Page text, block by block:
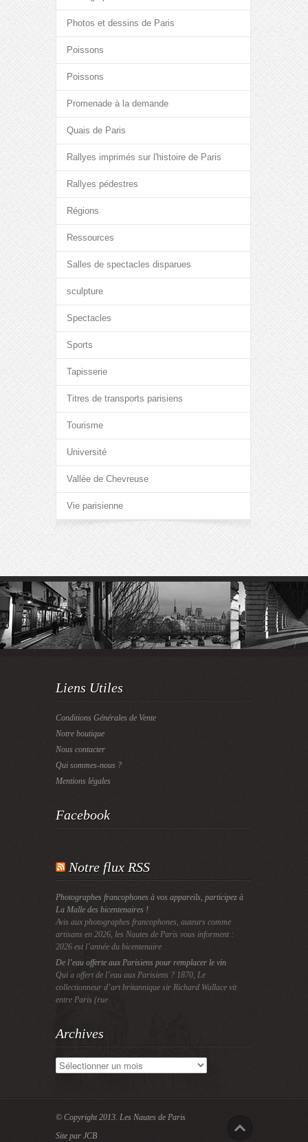
Photos et dessins de Paris
Poissons
Poissons
Promenade à la demande
Quais de Paris
Rallyes imprimés sur l'histoire de Paris
Rallyes pédestres
Régions
Ressources
Salles de spectacles disparues
sculpture
Spectacles
Sports
Tapisserie
Titres de transports parisiens
Tourisme
Université
Vallée de Chevreuse
Vie parisienne
Liens Utiles
Conditions Générales de Vente
Notre boutique
Nous contacter
Qui sommes-nous ?
Mentions légales
Facebook
Notre flux RSS
Photographes francophones à vos appareils, participez à
La Malle des bicentenaires !
Avis aux photographes francophones, auteurs comme
artisans en 2026, les Nautes de Paris vous informent :
2026 est l’année du bicentenaire
De l’eau offerte aux Parisiens pour remplacer le vin
Qui a offert de l’eau aux Parisiens ? 1870, Le
collectionneur d’art britannique sir Richard Wallace vit
entre Paris (rue
Archives
Archives
© Copyright 2013. Les Nautes de Paris
Site par JCB